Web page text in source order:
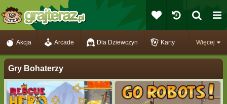
Więcej
Akcja Arcade Dla Dziewczyn Karty
Gry Bohaterzy